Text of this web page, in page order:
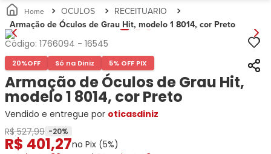
Unissex
Busque
Por
Marcas
Ana
Hickmann
Bulget
Miu-
Miu
Guess
Lacoste
Infantil
Unissex
Busque
Por
Marcas
Ray-
Ban
Prada
Ana
Hickmann
Tecnol
Estojos
para
Óculos
Soluções
e
Cuidados
Ray-
Ban
Armani
Exchange
Tommy
Hilfiger
Ana
Hickmann
Guess
Speedo
Óculos
de Sol
para
Óculos
para
Óculos
Gênero
Masculino
Feminino
OCULOS
RECEITUARIO
Armação de Óculos de Grau Hit, modelo 1 8014, cor Preto
Código: 1766094 - 16545
20%OFF Só na Diniz 5% OFF PIX
Armação de Óculos de Grau Hit,
modelo 1 8014, cor Preto
Vendido e entregue por oticasdiniz
R$ 527,99 -20%
R$ 401,27no Pix (5%)